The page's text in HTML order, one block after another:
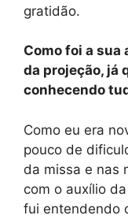
gratidão.
Como foi a sua
da projeção, já
conhecendo
Como eu era
pouco de
da missa e nas
com o auxílio
fui entendendo